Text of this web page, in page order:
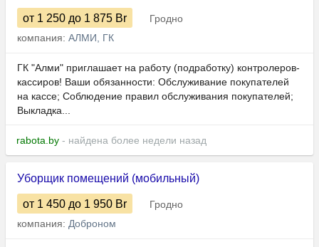
от 1 250 до 1 875 Br
Гродно
компания: АЛМИ, ГК
ГК "Алми" приглашает на работу (подработку) контролеров-
кассиров! Ваши обязанности: Обслуживание покупателей
на кассе; Соблюдение правил обслуживания покупателей;
Выкладка...
rabota.by - найдена более недели назад
Уборщик помещений (мобильный)
от 1 450 до 1 950 Br
Гродно
компания: Доброном